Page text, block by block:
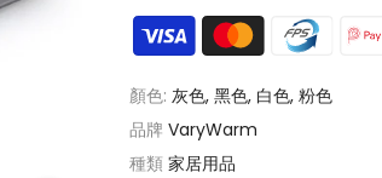
顏色: 灰色, 黑色, 白色, 粉色
品牌 VaryWarm
種類 家居用品